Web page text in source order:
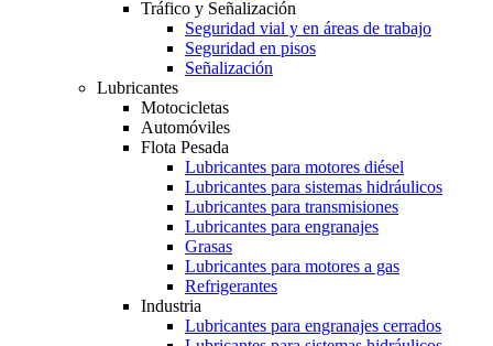
Tráfico y Señalización
Seguridad vial y en áreas de trabajo
Seguridad en pisos
Señalización
Lubricantes
Motocicletas
Automóviles
Flota Pesada
Lubricantes para motores diésel
Lubricantes para sistemas hidráulicos
Lubricantes para transmisiones
Lubricantes para engranajes
Grasas
Lubricantes para motores a gas
Refrigerantes
Industria
Lubricantes para engranajes cerrados